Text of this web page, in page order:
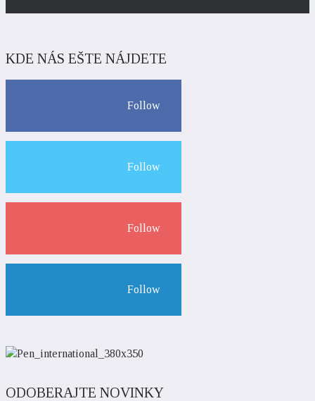
KDE NÁS EŠTE NÁJDETE
Follow
Follow
Follow
Follow
ODOBERAJTE NOVINKY